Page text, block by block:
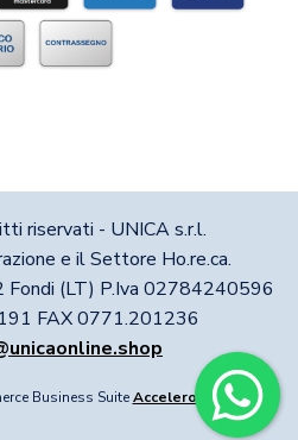
riservati - UNICA s.r.l.
e il Settore Ho.re.ca.
Fondi (LT) P.Iva 02784240596
FAX 0771.201236
Business SuiteAccelero v1.1.1